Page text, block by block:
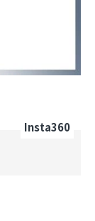
Insta360